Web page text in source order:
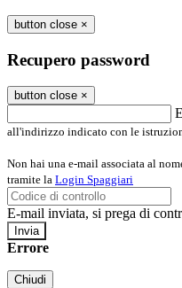
button close ×
Recupero password
button close ×
all'indirizzo indicato con le
Non hai una e-mail associata al
tramite la Login Spaggiari
E-mail inviata, si prega di
Errore
Chiudi